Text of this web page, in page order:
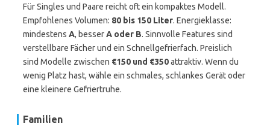
Für Singles und Paare reicht oft ein kompaktes Modell.
Empfohlenes Volumen: 80 bis 150 Liter. Energieklasse:
mindestens A, besserA oder B. Sinnvolle Features sind
verstellbare Fächer und ein Schnellgefrierfach. Preislich
sind Modelle zwischen €150 und €350attraktiv. Wenn du
wenig Platz hast, wähle ein schmales, schlankes Gerät oder
eine kleinere Gefriertruhe.
Familien